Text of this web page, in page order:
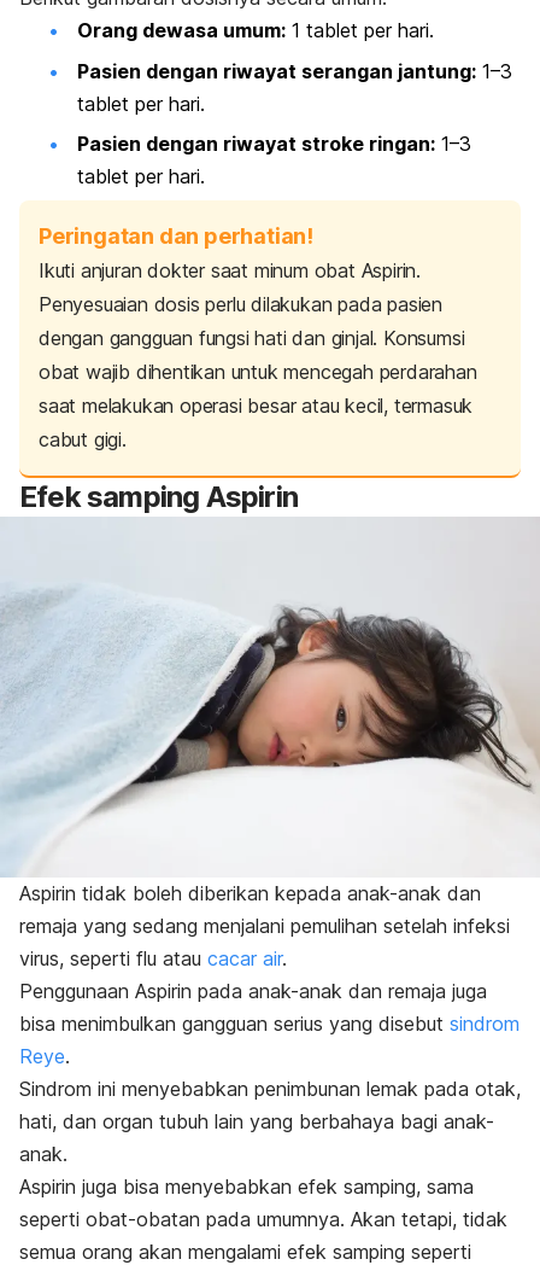
Orang dewasa umum: 1 tablet per hari.
Pasien dengan riwayat serangan jantung: 1–3
tablet per hari.
Pasien dengan riwayat stroke ringan: 1–3
tablet per hari.
Peringatan dan perhatian!
Ikuti anjuran dokter saat minum obat Aspirin.
Penyesuaian dosis perlu dilakukan pada pasien
dengan gangguan fungsi hati dan ginjal. Konsumsi
obat wajib dihentikan untuk mencegah perdarahan
saat melakukan operasi besar atau kecil, termasuk
cabut gigi.
Efek samping Aspirin
Aspirin tidak boleh diberikan kepada anak-anak dan
remaja yang sedang menjalani pemulihan setelah infeksi
virus, seperti flu atau cacar air.
Penggunaan Aspirin pada anak-anak dan remaja juga
bisa menimbulkan gangguan serius yang disebut sindrom
Reye.
Sindrom ini menyebabkan penimbunan lemak pada otak,
hati, dan organ tubuh lain yang berbahaya bagi anak-
anak.
Aspirin juga bisa menyebabkan efek samping, sama
seperti obat-obatan pada umumnya. Akan tetapi, tidak
semua orang akan mengalami efek samping seperti